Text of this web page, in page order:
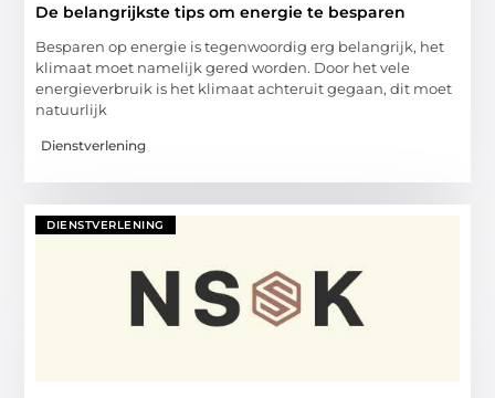
De belangrijkste tips om energie te besparen
Besparen op energie is tegenwoordig erg belangrijk, het
klimaat moet namelijk gered worden. Door het vele
energieverbruik is het klimaat achteruit gegaan, dit moet
natuurlijk
Dienstverlening
DIENSTVERLENING